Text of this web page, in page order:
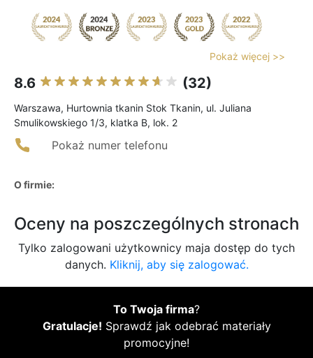
Pokaż więcej >>
8.6 (32)
Warszawa, Hurtownia tkanin Stok Tkanin, ul. Juliana
Smulikowskiego 1/3, klatka B, lok. 2
Pokaż numer telefonu
O firmie:
Oceny na poszczególnych stronach
Tylko zalogowani użytkownicy maja dostęp do tych
danych. Kliknij, aby się zalogować.
To Twoja firma?
Gratulacje! Sprawdź jak odebrać materiały
promocyjne!